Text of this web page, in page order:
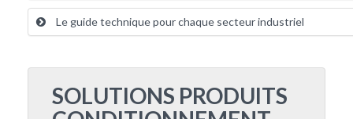
Le guide technique pour chaque secteur industriel
SOLUTIONS PRODUITS